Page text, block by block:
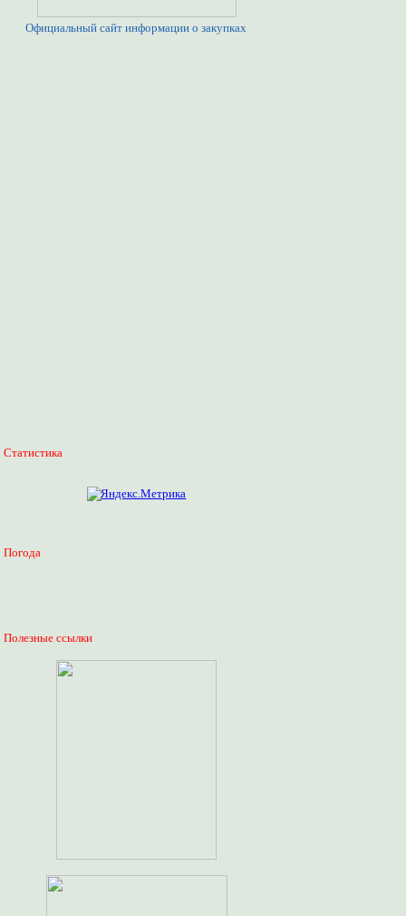
Официальный сайт информации о закупках
Статистика
Погода
Полезные ссылки